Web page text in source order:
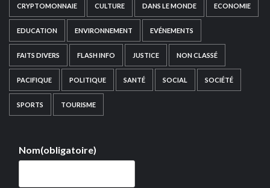
CRYPTOMONNAIE CULTURE DANS LE MONDE ECONOMIE
EDUCATION ENVIRONNEMENT EVÉNEMENTS
FAITS DIVERS FLASH INFO JUSTICE NON CLASSÉ
PACIFIQUE POLITIQUE SANTÉ SOCIAL SOCIÉTÉ
SPORTS TOURISME
Nom(obligatoire)